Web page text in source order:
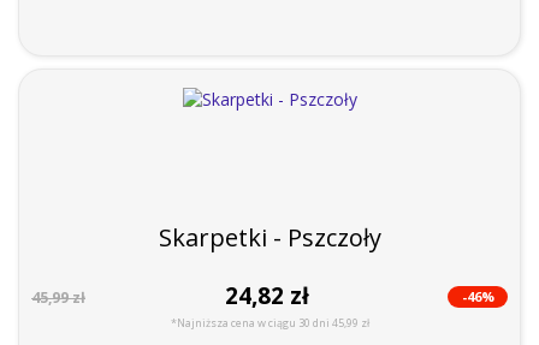
Skarpetki - Pszczoły
45,99 zł 24,82 zł -46%
*Najniższa cena w ciągu 30 dni 45,99 zł